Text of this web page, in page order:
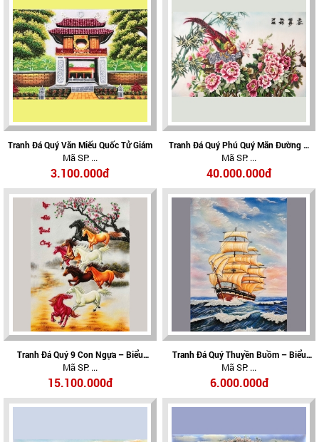
Tranh Đá Quý Văn Miếu Quốc Tử Giám
Mã SP: ...
3.100.000đ
Tranh Đá Quý Phú Quý Mãn Đường –
Biểu Tượng Giàu Sang, Vinh Hoa Và
Thịnh Vượng
Mã SP: ...
40.000.000đ
Tranh Đá Quý 9 Con Ngựa – Biểu
Tượng Cửu Mã Thành Công, Tài Lộc Và
Thịnh Vượng
Mã SP: ...
15.100.000đ
Tranh Đá Quý Thuyền Buồm – Biểu
Tượng Thuận Buồm Xuôi Gió, Tài Lộc
Hanh Thông
Mã SP: ...
6.000.000đ